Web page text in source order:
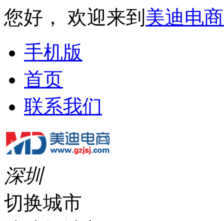
您好， 欢迎来到 美迪电
手机版
首页
联系我们
深圳
切换城市